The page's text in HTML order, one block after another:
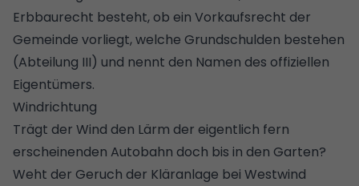
Erbbaurecht besteht, ob ein Vorkaufsrecht der
Gemeinde vorliegt, welche Grundschulden bestehen
(Abteilung III) und nennt den Namen des offiziellen
Eigentümers.
Windrichtung
Trägt der Wind den Lärm der eigentlich fern
erscheinenden Autobahn doch bis in den Garten?
Weht der Geruch der Kläranlage bei Westwind